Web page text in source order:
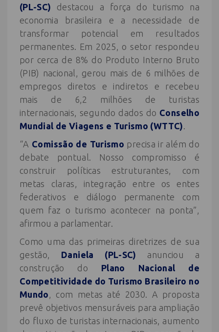
(PL-SC) destacou a força do turismo na
economia brasileira e a necessidade de
transformar potencial em resultados
permanentes. Em 2025, o setor respondeu
por cerca de 8% do Produto Interno Bruto
(PIB) nacional, gerou mais de 6 milhões de
empregos diretos e indiretos e recebeu
mais de 6,2 milhões de turistas
internacionais, segundo dados do Conselho
Mundial de Viagens e Turismo (WTTC)
“A Comissão de Turismo precisa ir além do
debate pontual. Nosso compromisso é
construir políticas estruturantes, com
metas claras, integração entre os entes
federativos e diálogo permanente com
quem faz o turismo acontecer na ponta”,
afirmou a parlamentar.
Como uma das primeiras diretrizes de sua
gestão, Daniela (PL-SC) anunciou a
construção do Plano Nacional de
Competitividade do Turismo Brasileiro no
Mundo , com metas até 2030. A proposta
prevê objetivos mensuráveis para ampliação
do fluxo de turistas internacionais, aumento